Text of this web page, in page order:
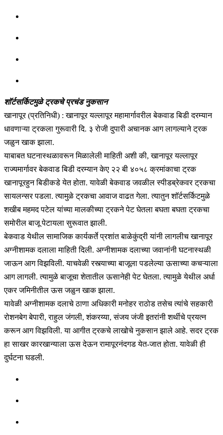
शाॅर्टसर्किटमुळे ट्रकचे प्रचंड नुकसान
खानापूर (प्रतिनिधी) : खानापूर यल्लापूर महामार्गावरील बेकवाड बिडी दरम्यान
धावणाऱ्या ट्रकला गुरूवारी दि. ३ रोजी दुपारी अचानक आग लागल्याने ट्रक
जळुन खाक झाला.
याबाबत घटनास्थळावरून मिळालेली माहिती अशी की, खानापूर यल्लापूर
राज्यमार्गावर बेकवाड बिडी दरम्यान केए २२ बी ४०५८ क्रमांकाचा ट्रक
खानापूरहुन बिडीकडे येत होता. यावेळी बेकवाड जवळील स्पीडब्रेकवर ट्रकचा
सायलन्सर पडला. त्यामुळे ट्रकचा आवाज वाढत गेला. त्यातुन शाॅर्टसर्किटमुळे
शखीब महमद पटेल यांच्या मालकीच्या ट्रकने पेट घेतला बघता बघता ट्रकचा
समोरील बाजू पेटायला सुरूवात झाली.
बेकवाड येथील सामाजिक कार्यकर्ते प्रशांत बाळेकुंद्री यांनी लागलीच खानापूर
अग्नीशामक दलाला माहिती दिली. अग्नीशामक दलाच्या जवानांनी घटनास्थळी
जाऊन आग विझविली. याचवेळी रस्त्याच्या बाजूला पडलेल्या ऊसाच्या कचऱ्याला
आग लागली. त्यामुळे बाजूचा शेतातील ऊसानेही पेट घेतला. त्यामुळे येथील अर्धा
एकर जमिनीतील ऊस जळुन खाक झाला.
यावेळी अग्नीशामक दलाचे ठाणा अधिकारी मनोहर राठोड तसेच त्यांचे सहकारी
रोशनबेग बेपारी, राहुल जंगली, शंकरय्या, संजय जंजी इतरांनी शर्थीचे प्रयत्न
करून आग विझविली. या आगीत ट्रकचे लाखोचे नुकसान झाले आहे. सदर ट्रक
हा साखर कारखान्याला ऊस देऊन रामापूरनंदगड येत-जात होता. यावेळी ही
दुर्घटना घडली.